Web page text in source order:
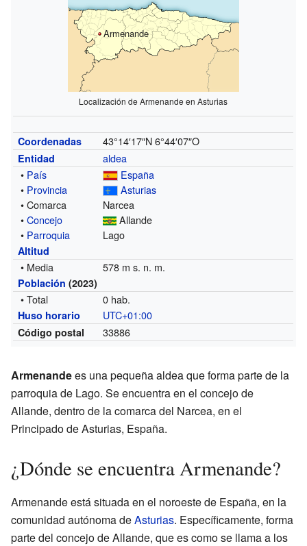
Armenande
Localización de Armenande en Asturias
Coordenadas 43°14′17″N 6°44′07″O
Entidad
aldea
• País
España
• Provincia
Asturias
• Comarca
Narcea
•Concejo
Allande
• Parroquia Lago
Altitud
• Media 578 m s. n. m.
Población (2023)
• Total 0 hab.
Huso horario UTC+01:00
Código postal 33886
Armenandees una pequeña aldea que forma parte de la
parroquia de Lago. Se encuentra en el concejo de
Allande, dentro de la comarca del Narcea, en el
Principado de Asturias, España.
¿Dónde se encuentra Armenande?
Armenande está situada en el noroeste de España, en la
comunidad autónoma deAsturias. Específicamente, forma
parte del concejo de Allande, que es como se llama a los